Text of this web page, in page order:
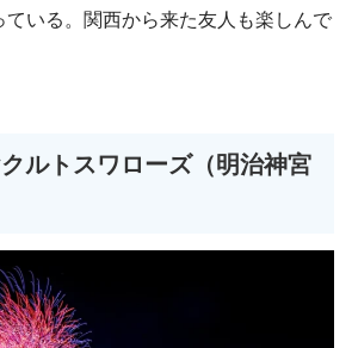
ている。関西から来た友人も楽しんで
ルトスワローズ（明治神宮